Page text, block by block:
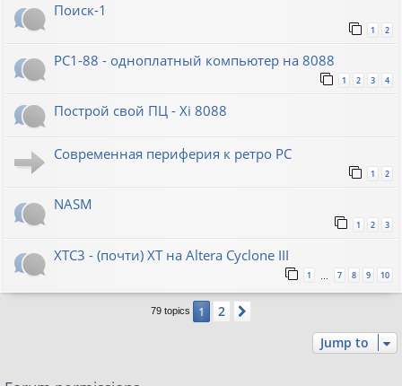
Поиск-1
1 2
PC1-88 - одноплатный компьютер на 8088
1 2 3 4
Построй свой ПЦ - Xi 8088
Современная периферия к ретро PC
1 2
NASM
1 2 3
XTC3 - (почти) XT на Altera Cyclone III
1 7 8 9 10
79 topics 1 2
Jump to